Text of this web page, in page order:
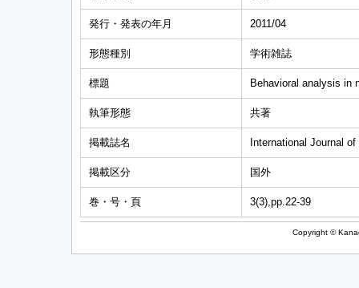
発行・発表の年月 2011/04
形態種別 学術雑誌
標題 Behavioral analysis in
執筆形態 共著
掲載誌名 International Journal
掲載区分 国外
巻・号・頁 3(3),pp.22-39
Copyright ©